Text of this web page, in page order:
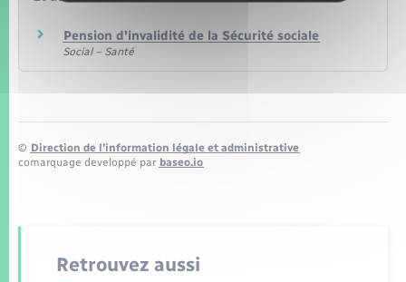
Pension d'invalidité de la Sécurité sociale
Social – Santé
© Direction de l’information légale et administrative
comarquage developpé par baseo.io
Retrouvez aussi